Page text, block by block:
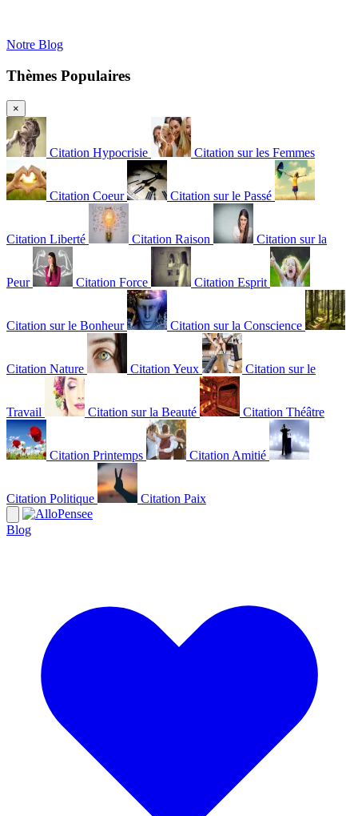
Notre Blog
Thèmes Populaires
×
Citation Hypocrisie Citation sur les Femmes
Citation Coeur Citation sur le Passé
Citation Liberté Citation Raison Citation sur la
Peur Citation Force Citation Esprit
Citation sur le Bonheur Citation sur la Conscience
Citation Nature Citation Yeux Citation sur le
Travail Citation sur la Beauté Citation Théâtre
Citation Printemps Citation Amitié
Citation Politique Citation Paix
Blog